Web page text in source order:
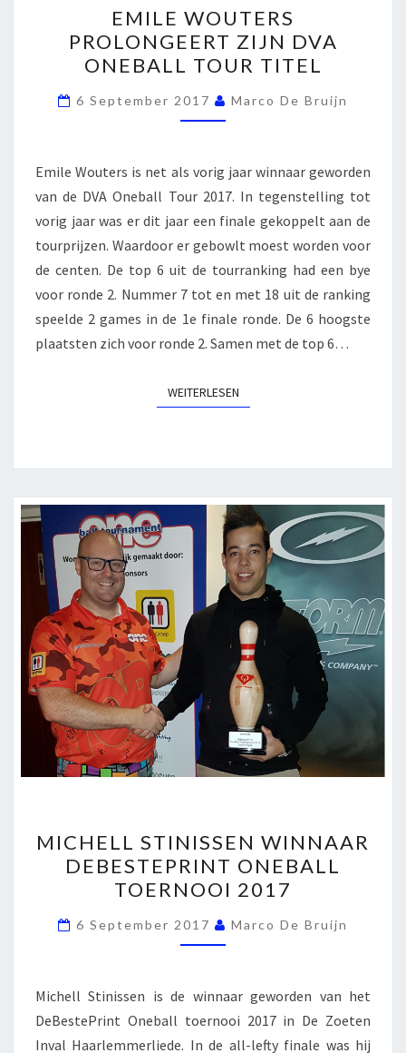
WOUTERS
PROLONGEERT
ZIJN
DVA
ONEBALL
TITEL
EMILE WOUTERS
PROLONGEERT ZIJN DVA
ONEBALL TOUR TITEL
6 September 2017 Marco De Bruijn
Emile Wouters is net als vorig jaar winnaar geworden
van de DVA Oneball Tour 2017. In tegenstelling tot
vorig jaar was er dit jaar een finale gekoppelt aan de
tourprijzen. Waardoor er gebowlt moest worden voor
de centen. De top 6 uit de tourranking had een bye
voor ronde 2. Nummer 7 tot en met 18 uit de ranking
speelde 2 games in de 1e finale ronde. De 6 hoogste
plaatsten zich voor ronde 2. Samen met de top 6…
WEITERLESENWEITERLESEN
STINISSEN
WINNAAR
DEBESTEPRINT
ONEBALL
TOERNOOI
MICHELL STINISSEN WINNAAR
DEBESTEPRINT ONEBALL
TOERNOOI 2017
6 September 2017 Marco De Bruijn
Michell Stinissen is de winnaar geworden van het
DeBestePrint Oneball toernooi 2017 in De Zoeten
Inval Haarlemmerliede. In de all-lefty finale was hij